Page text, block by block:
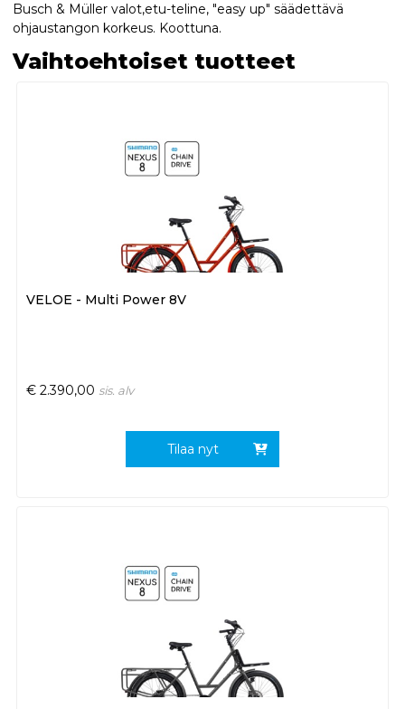
Busch & Müller valot,etu-teline, "easy up" säädettävä
ohjaustangon korkeus. Koottuna.
Vaihtoehtoiset tuotteet
VELOE - Multi Power 8V
€ 2.390,00 sis. alv
Tilaa nyt